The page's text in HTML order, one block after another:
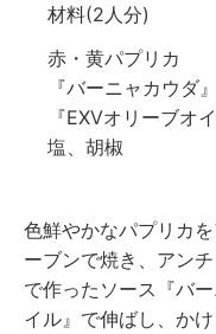
材料(2人分)
赤・黄パプリカ
『バーニャカウダ』
『EXVオリーブオイ
塩、胡椒
色鮮やかなパプリカ
ーブンで焼き、アン
で作ったソース『バ
イル』で伸ばし、か